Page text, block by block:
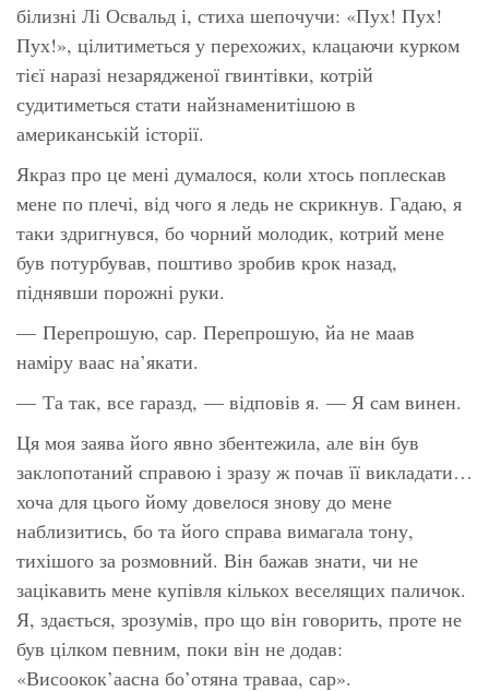
білизні Лі Освальд і, стиха шепочучи: «Пух! Пух!
Пух!», цілитиметься у перехожих, клацаючи курком
тієї наразі незарядженої гвинтівки, котрій
судитиметься стати найзнаменитішою в
американській історії.
Якраз про це мені думалося, коли хтось поплескав
мене по плечі, від чого я ледь не скрикнув. Гадаю, я
таки здригнувся, бо чорний молодик, котрий мене
був потурбував, поштиво зробив крок назад,
піднявши порожні руки.
— Перепрошую, сар. Перепрошую, йа не маав
наміру ваас на’якати.
— Та так, все гаразд, — відповів я. — Я сам винен.
Ця моя заява його явно збентежила, але він був
заклопотаний справою і зразу ж почав її викладати…
хоча для цього йому довелося знову до мене
наблизитись, бо та його справа вимагала тону,
тихішого за розмовний. Він бажав знати, чи не
зацікавить мене купівля кількох веселящих паличок.
Я, здається, зрозумів, про що він говорить, проте не
був цілком певним, поки він не додав:
«Висоокок’аасна бо’отяна траваа, сар».